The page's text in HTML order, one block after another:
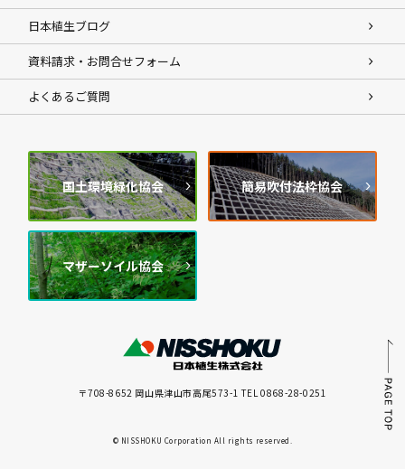
日本植生ブログ
資料請求・お問合せフォーム
よくあるご質問
国土環境緑化協会 簡易吹付法枠協会
マザーソイル協会
〒708-8652 岡山県津山市高尾573-1 TEL 0868-28-0251
© NISSHOKU Corporation All rights reserved.